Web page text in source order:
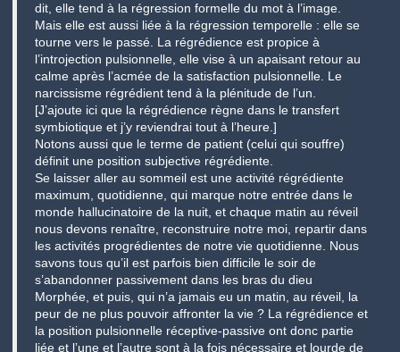
dit, elle tend à la régression formelle du mot à l’image.
Mais elle est aussi liée à la régression temporelle : elle se
tourne vers le passé. La régrédience est propice à
l’introjection pulsionnelle, elle vise à un apaisant retour au
calme après l’acmée de la satisfaction pulsionnelle. Le
narcissisme régrédient tend à la plénitude de l’un.
[J’ajoute ici que la régrédience règne dans le transfert
symbiotique et j’y reviendrai tout à l’heure.]
Notons aussi que le terme de patient (celui qui souffre)
définit une position subjective régrédiente.
Se laisser aller au sommeil est une activité régrédiente
maximum, quotidienne, qui marque notre entrée dans le
monde hallucinatoire de la nuit, et chaque matin au réveil
nous devons renaître, reconstruire notre moi, repartir dans
les activités progrédientes de notre vie quotidienne. Nous
savons tous qu’il est parfois bien difficile le soir de
s’abandonner passivement dans les bras du dieu
Morphée, et puis, qui n’a jamais eu un matin, au réveil, la
peur de ne plus pouvoir affronter la vie ? La régrédience et
la position pulsionnelle réceptive-passive ont donc partie
liée et l’une et l’autre sont à la fois nécessaire et lourde de